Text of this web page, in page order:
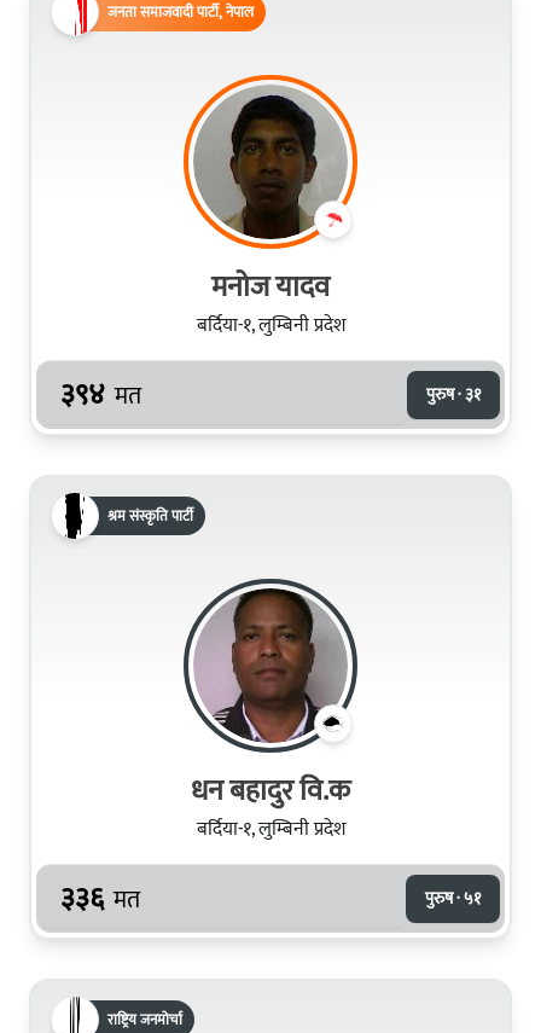
जनता समाजवादी पार्टी, नेपाल
मनोज यादव
बर्दिया-१, लुम्बिनी प्रदेश
३९४ मत पुरुष · ३१
श्रम संस्कृति पार्टी
धन बहादुर वि.क
बर्दिया-१, लुम्बिनी प्रदेश
३३६ मत पुरुष · ५१
राष्ट्रिय जनमोर्चा